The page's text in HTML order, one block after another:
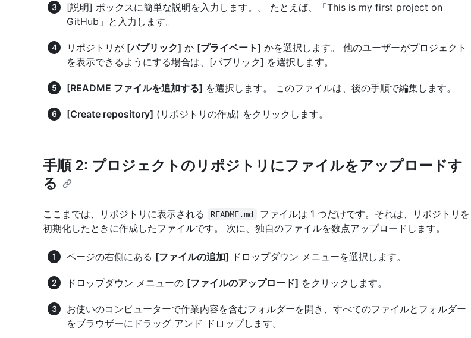
[説明] ボックスに簡単な説明を入力します。。 たとえば、「This is my first project on
GitHub」と入力します。
リポジトリが [パブリック] か [プライベート] かを選択します。 他のユーザーがプロジェクト
を表示できるようにする場合は、[パブリック] を選択します。
[README ファイルを追加する] を選択します。 このファイルは、後の手順で編集します。
[Create repository] (リポジトリの作成) をクリックします。
手順 2: プロジェクトのリポジトリにファイルをアップロードす
る
ここまでは、リポジトリに表示される README.md
ファイルは 1 つだけです。それは、リポジトリを
初期化したときに作成したファイルです。 次に、独自のファイルを数点アップロードします。
ページの右側にある [ファイルの追加] ドロップダウン メニューを選択します。
ドロップダウン メニューの [ファイルのアップロード] をクリックします。
お使いのコンピューターで作業内容を含むフォルダーを開き、すべてのファイルとフォルダー
をブラウザーにドラッグ アンド ドロップします。